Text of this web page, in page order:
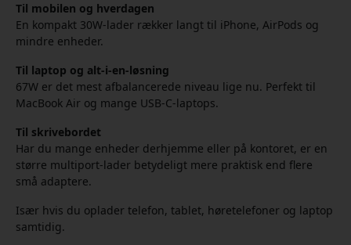
Til mobilen og hverdagen
En kompakt 30W-lader rækker langt til iPhone, AirPods og
mindre enheder.
Til laptop og alt-i-en-løsning
67W er det mest afbalancerede niveau lige nu. Perfekt til
MacBook Air og mange USB-C-laptops.
Til skrivebordet
Har du mange enheder derhjemme eller på kontoret, er en
større multiport-lader betydeligt mere praktisk end flere
små adaptere.
Især hvis du oplader telefon, tablet, høretelefoner og laptop
samtidig.